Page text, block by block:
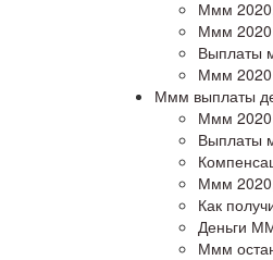
Ммм
Ммм 2020
Выплаты
Ммм 2020
Ммм выплаты
Ммм 2020
Выплаты
Ммм
Как
Деньги
Ммм